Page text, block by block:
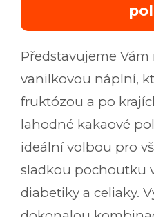
Představujeme
vanilkovou náplní,
fruktózou a po
lahodné kakaové
ideální volbou pro
sladkou pochoutku
diabetiky a celiaky.